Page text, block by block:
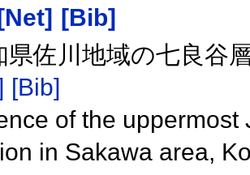
[Bib]
県佐川地域の七良谷
[Bib]
of the
in Sakawa area,